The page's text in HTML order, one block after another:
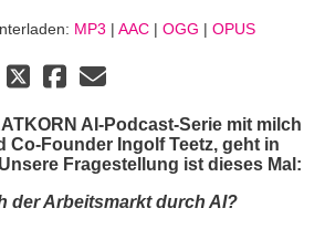
MP3 | AAC | OGG | OPUS
AI-Podcast-Serie mit milch
Co-Founder Ingolf Teetz, geht in
Fragestellung ist dieses Mal:
der Arbeitsmarkt durch AI?